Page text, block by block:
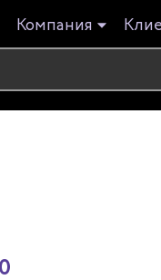
Компания
0